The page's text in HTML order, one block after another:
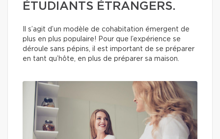
ÉTUDIANTS ÉTRANGERS.
Il s’agit d’un modèle de cohabitation émergent de
plus en plus populaire! Pour que l’expérience se
déroule sans pépins, il est important de se préparer
en tant qu’hôte, en plus de préparer sa maison.